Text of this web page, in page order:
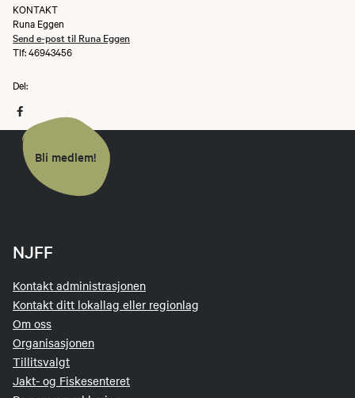
KONTAKT
Runa Eggen
Send e-post til Runa Eggen
Tlf: 46943456
Del:
Bli medlem!
NJFF
Kontakt administrasjonen
Kontakt ditt lokallag eller regionlag
Om oss
Organisasjonen
Tillitsvalgt
Jakt- og Fiskesenteret